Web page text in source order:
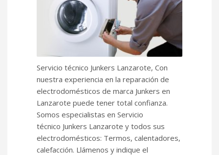
Servicio técnico Junkers Lanzarote, Con
nuestra experiencia en la reparación de
electrodomésticos de marca Junkers en
Lanzarote puede tener total confianza.
Somos especialistas en Servicio
técnico Junkers Lanzarote y todos sus
electrodomésticos: Termos, calentadores,
calefacción. Llámenos y indique el